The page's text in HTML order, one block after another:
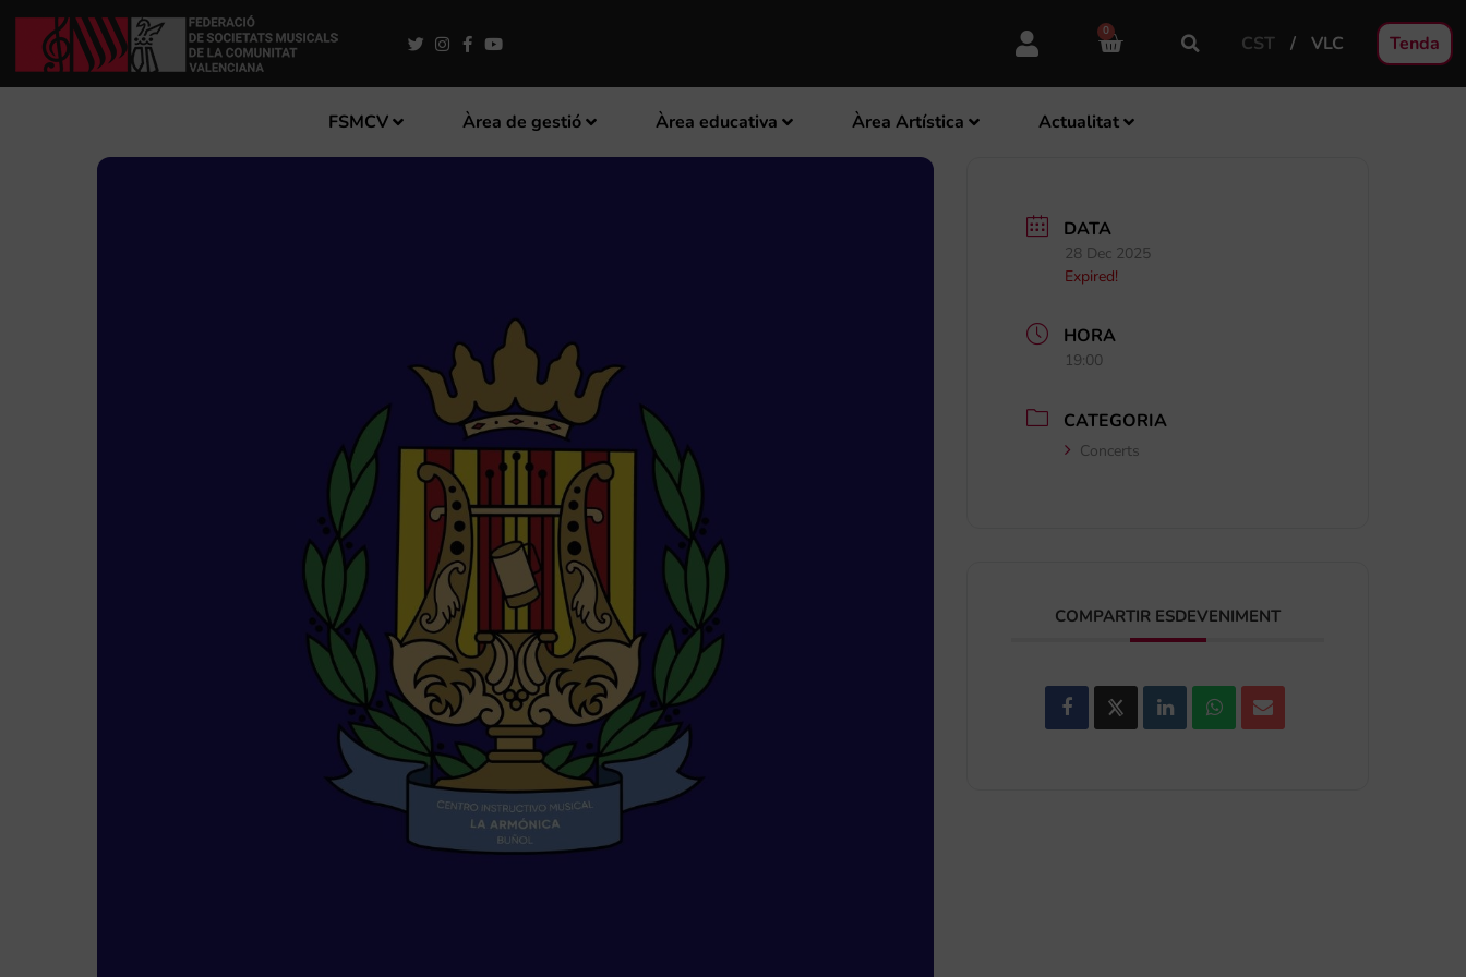
0
CST VLC Tenda
FSMCV Àrea de gestió Àrea educativa Àrea Artística Actualitat
DATA
28 Dec 2025
Expired!
HORA
19:00
CATEGORIA
Concerts
COMPARTIR ESDEVENIMENT